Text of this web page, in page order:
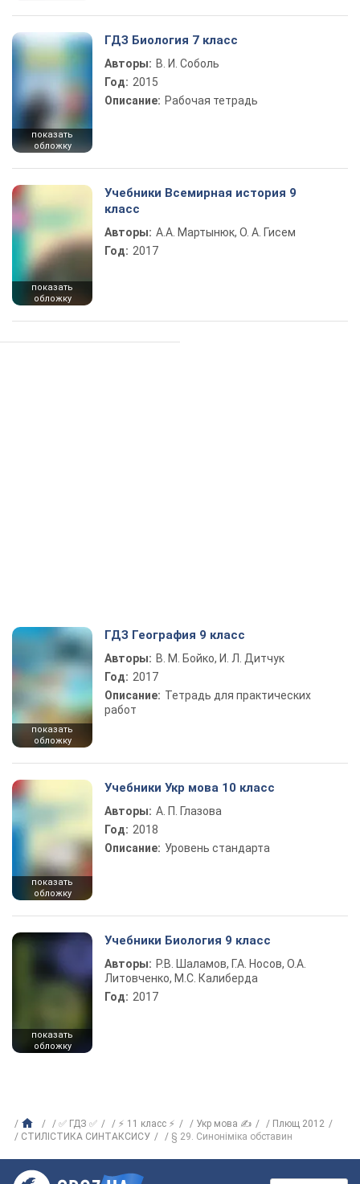
показать
обложку
ГДЗ Биология 7 класс
Авторы: В. И. Соболь
Год: 2015
Описание: Рабочая тетрадь
показать
обложку
Учебники Всемирная история 9
класс
Авторы: А.А. Мартынюк, О. А. Гисем
Год: 2017
показать
обложку
ГДЗ География 9 класс
Авторы: В. М. Бойко, И. Л. Дитчук
Год: 2017
Описание: Тетрадь для практических
работ
показать
обложку
Учебники Укр мова 10 класс
Авторы: А. П. Глазова
Год: 2018
Описание: Уровень стандарта
показать
обложку
Учебники Биология 9 класс
Авторы: Р.В. Шаламов, Г.А. Носов, О.А.
Литовченко, М.С. Калиберда
Год: 2017
✅ ГДЗ ✅ ⚡ 11 класс ⚡ Укр мова ✍
Плющ 2012
СТИЛІСТИКА СИНТАКСИСУ
§ 29. Синоніміка обставин